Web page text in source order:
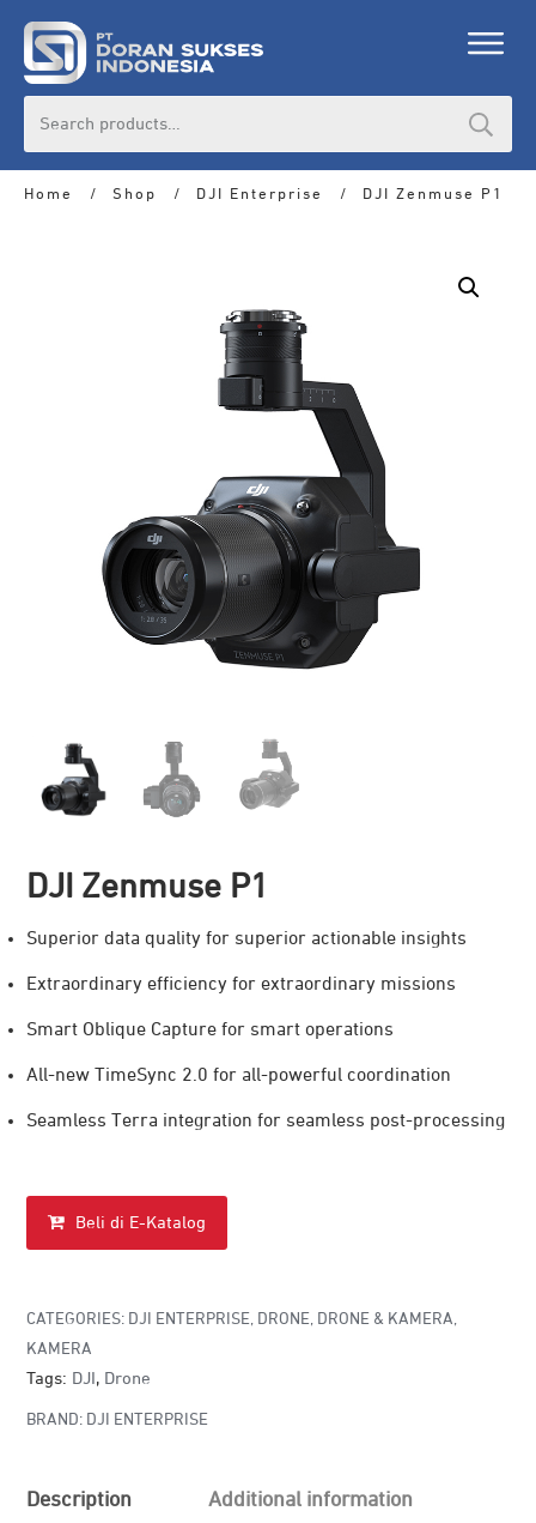
Home / Shop / DJI Enterprise / DJI Zenmuse P1
DJI Zenmuse P1
Superior data quality for superior actionable insights
Extraordinary efficiency for extraordinary missions
Smart Oblique Capture for smart operations
All-new TimeSync 2.0 for all-powerful coordination
Seamless Terra integration for seamless post-processing
Beli di E-Katalog
CATEGORIES: DJI ENTERPRISE DRONE DRONE & KAMERA
KAMERA
Tags: DJI , Drone
BRAND: DJI ENTERPRISE
Description Additional information